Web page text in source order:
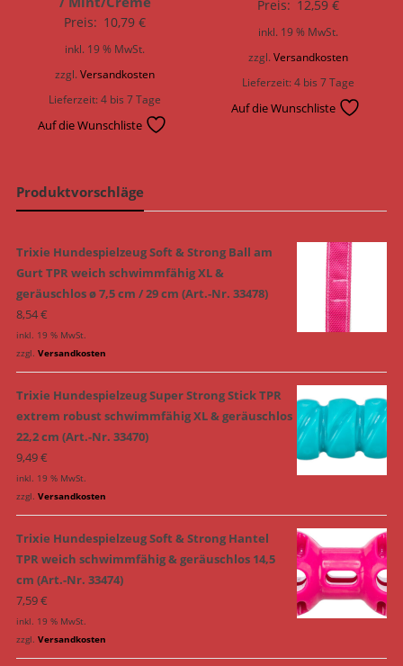
Preis: 10,79€
inkl. 19 % MwSt.
zzgl.Versandkosten
Lieferzeit:4 bis 7 Tage
Auf die Wunschliste
Preis: 12,59 €
inkl. 19 % MwSt.
zzgl. Versandkosten
Lieferzeit:4 bis 7 Tage
Auf die Wunschliste
Produktvorschläge
Trixie Hundespielzeug Soft & Strong Ball am
Gurt TPR weich schwimmfähig XL &
geräuschlos ø 7,5 cm / 29 cm (Art.-Nr. 33478)
8,54€
inkl. 19 % MwSt.
zzgl. Versandkosten
Trixie Hundespielzeug Super Strong Stick TPR
extrem robust schwimmfähig XL & geräuschlos
22,2 cm (Art.-Nr. 33470)
9,49€
inkl. 19 % MwSt.
zzgl. Versandkosten
Trixie Hundespielzeug Soft & Strong Hantel
TPR weich schwimmfähig & geräuschlos 14,5
cm (Art.-Nr. 33474)
7,59€
inkl. 19 % MwSt.
zzgl. Versandkosten